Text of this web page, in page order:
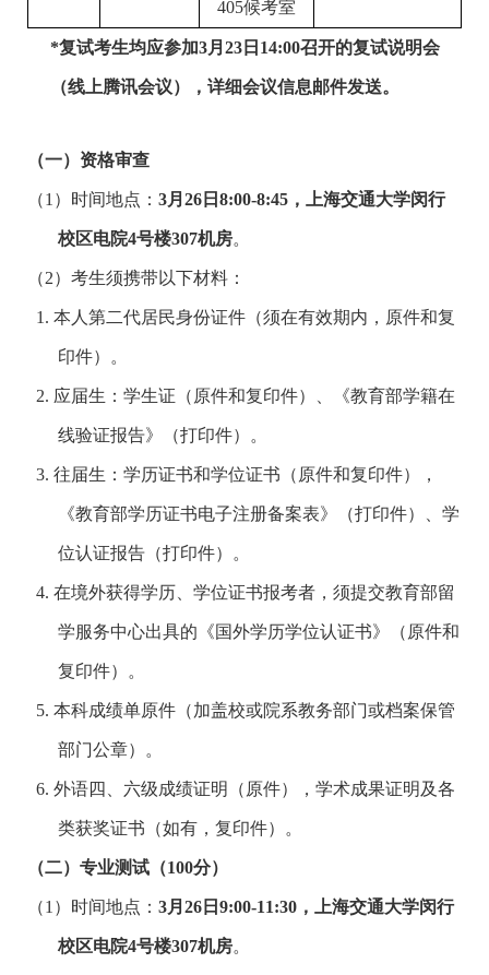
405候考室
*复试考生均应参加3月23 日 14:00召开的复试说明会
（线上腾讯会议），详细会议信息邮件发送。
（一） 资格审查
（1）时间地点： 3月 26 日 8:00-8:45 ，上海交通大学闵行
校区电院4号楼307机房。
（2）考生须携带以下材料：
1. 本人第二代居民身份证件（须在有效期内，原件和复
印件）。
2. 应届生：学生证（原件和复印件）、《教育部学籍在
线验证报告》（打印件）。
3. 往届生：学历证书和学位证书（原件和复印件），
《教育部学历证书电子注册备案表》（打印件）、学
位认证报告（打印件）。
4. 在境外获得学历、学位证书报考者，须提交教育部留
学服务中心出具的《国外学历学位认证书》（原件和
复印件）。
5. 本科成绩单原件（加盖校或院系教务部门或档案保管
部门公章）。
6. 外语四、六级成绩证明（原件），学术成果证明及各
类获奖证书（如有，复印件）。
（二）专业测试（100分）
（1）时间地点： 3月 26 日 9:00-11:30 ，上海交通大学闵行
校区电院4号楼307机房。